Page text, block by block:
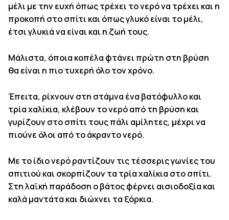
μέλι με την ευχή όπως τρέχει το νερό να τρέχει και η
προκοπή στο σπίτι και όπως γλυκό είναι το μέλι,
έτσι γλυκιά να είναι και η ζωή τους.
Μάλιστα, όποια κοπέλα φτάνει πρώτη στη βρύση
θα είναι η πιο τυχερή όλο τον χρόνο.
Έπειτα, ρίχνουν στη στάμνα ένα βατόφυλλο και
τρία χαλίκια, κλέβουν το νερό από τη βρύση και
γυρίζουν στο σπίτι τους πάλι αμίλητες, μέχρι να
πιούνε όλοι από το άκραντο νερό.
Με το ίδιο νερό ραντίζουν τις τέσσερις γωνίες του
σπιτιού και σκορπίζουν τα τρία χαλίκια στο σπίτι.
Στη λαϊκή παράδοση ο βάτος φέρνει αισιοδοξία και
καλά μαντάτα και διώχνει τα ξόρκια.